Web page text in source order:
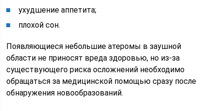
ухудшение аппетита;
плохой сон.
Появляющиеся небольшие атеромы в заушной
области не приносят вреда здоровью, но из-за
существующего риска осложнений необходимо
обращаться за медицинской помощью сразу после
обнаружения новообразований.